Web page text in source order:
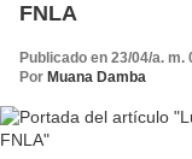
FNLA
Publicado en 23/04/a. m.
Por Muana Damba